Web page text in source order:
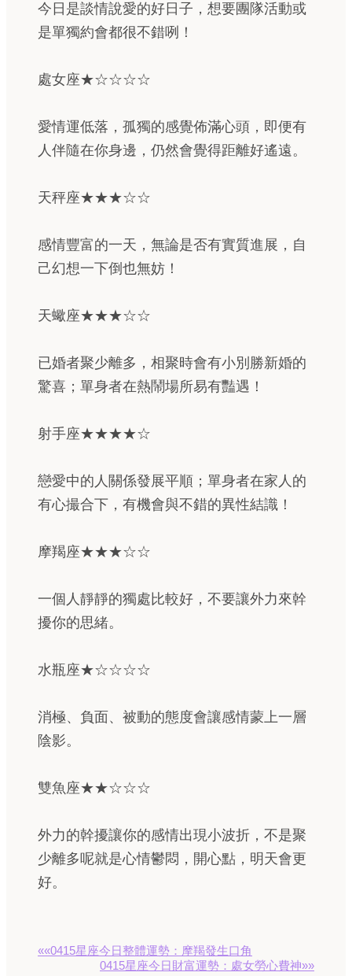
今日是談情說愛的好日子，想要團隊活動或
是單獨約會都很不錯咧！
處女座★☆☆☆☆
愛情運低落，孤獨的感覺佈滿心頭，即便有
人伴隨在你身邊，仍然會覺得距離好遙遠。
天秤座★★★☆☆
感情豐富的一天，無論是否有實質進展，自
己幻想一下倒也無妨！
天蠍座★★★☆☆
已婚者聚少離多，相聚時會有小別勝新婚的
驚喜；單身者在熱鬧場所易有豔遇！
射手座★★★★☆
戀愛中的人關係發展平順；單身者在家人的
有心撮合下，有機會與不錯的異性結識！
摩羯座★★★☆☆
一個人靜靜的獨處比較好，不要讓外力來幹
擾你的思緒。
水瓶座★☆☆☆☆
消極、負面、被動的態度會讓感情蒙上一層
陰影。
雙魚座★★☆☆☆
外力的幹擾讓你的感情出現小波折，不是聚
少離多呢就是心情鬱悶，開心點，明天會更
好。
««0415星座今日整體運勢：摩羯發生口角
0415星座今日財富運勢：處女勞心費神»»